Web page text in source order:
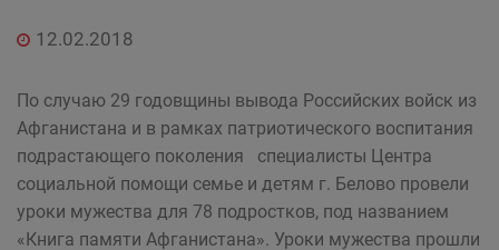
12.02.2018
По случаю 29 годовщины вывода Российских войск из
Афганистана и в рамках патриотического воспитания
подрастающего поколения специалисты Центра
социальной помощи семье и детям г. Белово провели
уроки мужества для 78 подростков, под названием
«Книга памяти Афганистана». Уроки мужества прошли